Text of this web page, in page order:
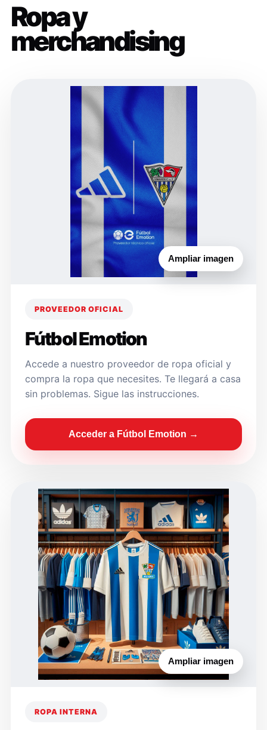
Ropa y
merchandising
Ampliar imagen
PROVEEDOR OFICIAL
Fútbol Emotion
Accede a nuestro proveedor de ropa oficial y
compra la ropa que necesites. Te llegará a casa
sin problemas. Sigue las instrucciones.
Acceder a Fútbol Emotion →
Ampliar imagen
ROPA INTERNA